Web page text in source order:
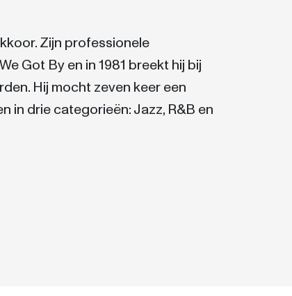
Zijn professionele
Got By en in 1981 breekt hij bij
Hij mocht zeven keer een
in drie categorieën: Jazz, R&B en